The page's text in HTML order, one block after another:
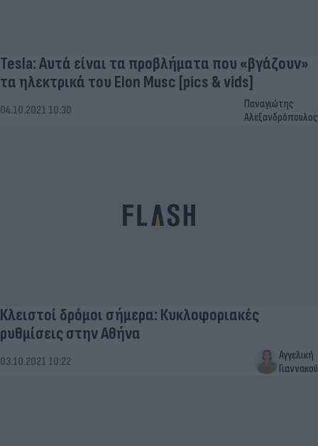
Tesla: Αυτά είναι τα προβλήματα που «βγάζουν»
τα ηλεκτρικά του Elon Musc [pics & vids]
04.10.2021 10:30
Παναγιώτης
Αλεξανδρόπουλος
Κλειστοί δρόμοι σήμερα: Κυκλοφοριακές
ρυθμίσεις στην Αθήνα
03.10.2021 10:22
Αγγελική
Γιαννακού